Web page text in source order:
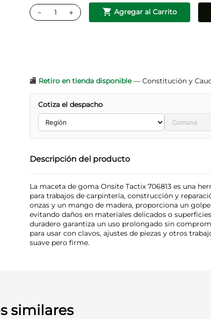
＋
－ Agregar al Carrito
🏬 Retiro en tienda disponible— Constitución y
Cotiza el despacho
Descripción del producto
La maceta de goma Onsite Tactix 706813 es una
para trabajos de carpintería, construcción y
onzas y un mango de madera, proporciona un
evitando daños en materiales delicados o
duradero garantiza un uso prolongado sin
para usar con clavos, ajustes de piezas y otros
suave pero firme.
similares